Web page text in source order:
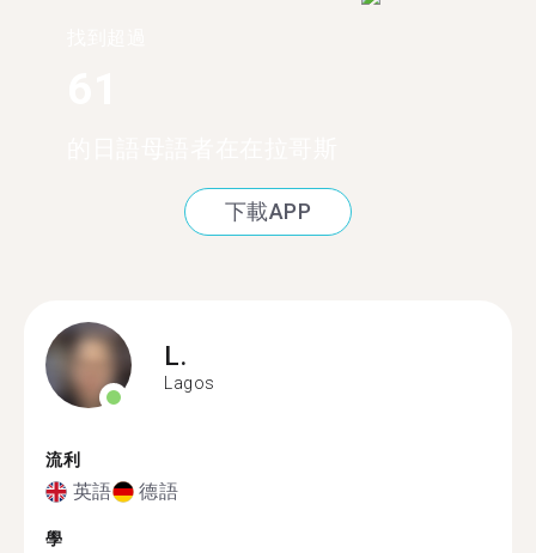
下載APP
L.
Lagos
流利
英語 德語
學